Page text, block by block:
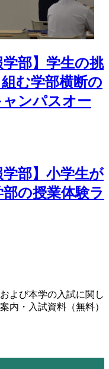
学部】学生の挑
む学部横断の
ンパスオー
学部】小学生が
の授業体験ラ
よび本学の入試に関し
内・入試資料（無料）